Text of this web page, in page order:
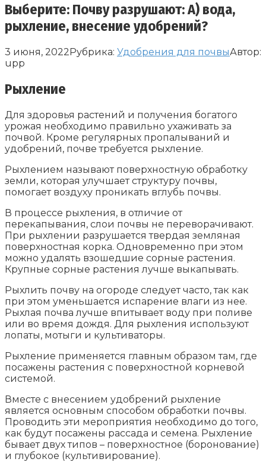
Выберите: Почву разрушают: А) вода,
рыхление, внесение удобрений?
3 июня, 2022Рубрика: Удобрения для почвыАвтор:
upp
Рыхление
Для здоровья растений и получения богатого
урожая необходимо правильно ухаживать за
почвой. Кроме регулярных пропалываний и
удобрений, почве требуется рыхление.
Рыхлением называют поверхностную обработку
земли, которая улучшает структуру почвы,
помогает воздуху проникать вглубь почвы.
В процессе рыхления, в отличие от
перекапывания, слои почвы не переворачивают.
При рыхлении разрушается твердая земляная
поверхностная корка. Одновременно при этом
можно удалять взошедшие сорные растения.
Крупные сорные растения лучше выкапывать.
Рыхлить почву на огороде следует часто, так как
при этом уменьшается испарение влаги из нее.
Рыхлая почва лучше впитывает воду при поливе
или во время дождя. Для рыхления используют
лопаты, мотыги и культиваторы.
Рыхление применяется главным образом там, где
посажены растения с поверхностной корневой
системой.
Вместе с внесением удобрений рыхление
является основным способом обработки почвы.
Проводить эти мероприятия необходимо до того,
как будут посажены рассада и семена. Рыхление
бывает двух типов – поверхностное (боронование)
и глубокое (культивирование).